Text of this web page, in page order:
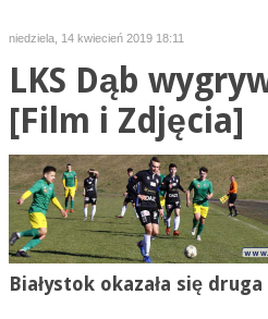
niedziela, 14 kwiecień 2019 18:11
LKS Dąb
[Film i Zdjęcia]
Białystok okazała się